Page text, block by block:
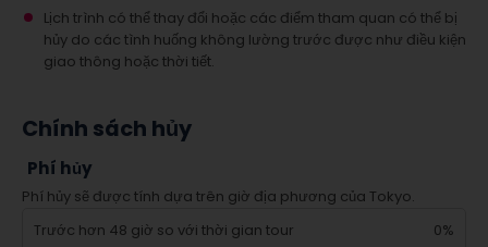
Lịch trình có thể thay đổi hoặc các điểm tham quan có thể bị
hủy do các tình huống không lường trước được như điều kiện
giao thông hoặc thời tiết.
Chính sách hủy
Phí hủy
Phí hủy sẽ được tính dựa trên giờ địa phương của Tokyo.
Trước hơn 48 giờ so với thời gian tour
0%